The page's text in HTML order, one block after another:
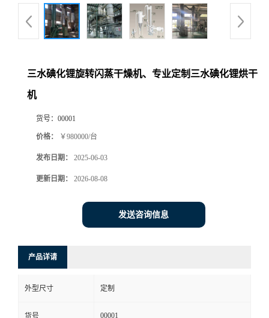
三水碘化锂旋转闪蒸干燥机、专业定制三水碘化锂烘干
机
货号： 00001
价格： ￥980000/台
发布日期： 2025-06-03
更新日期： 2026-08-08
发送咨询信息
产品详请
外型尺寸 定制
货号 00001